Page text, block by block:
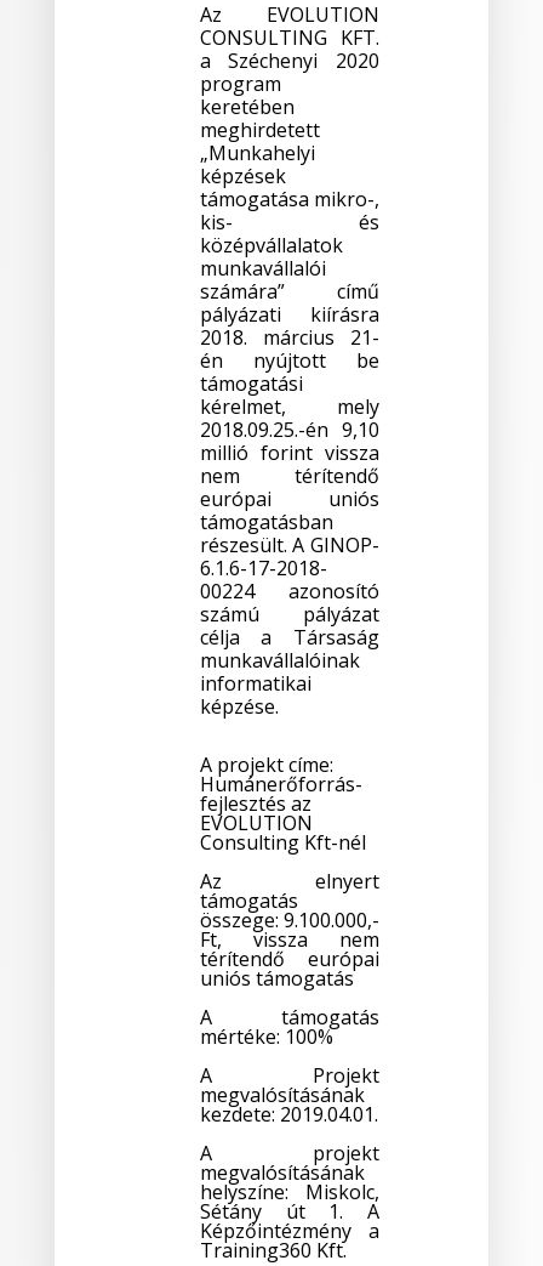
Az EVOLUTION
CONSULTING KFT.
a Széchenyi 2020
program
keretében
meghirdetett
„Munkahelyi
képzések
támogatása mikro-,
kis- és
középvállalatok
munkavállalói
számára” című
pályázati kiírásra
2018. március 21-
én nyújtott be
támogatási
kérelmet, mely
2018.09.25.-én 9,10
millió forint vissza
nem térítendő
európai uniós
támogatásban
részesült. A GINOP-
6.1.6-17-2018-
00224 azonosító
számú pályázat
célja a Társaság
munkavállalóinak
informatikai
képzése.
A projekt címe:
Humánerőforrás-
fejlesztés az
EVOLUTION
Consulting Kft-nél
Az elnyert
támogatás
összege: 9.100.000,-
Ft, vissza nem
térítendő európai
uniós támogatás
A támogatás
mértéke: 100%
A Projekt
megvalósításának
kezdete: 2019.04.01.
A projekt
megvalósításának
helyszíne: Miskolc,
Sétány út 1. A
Képzőintézmény a
Training360 Kft.